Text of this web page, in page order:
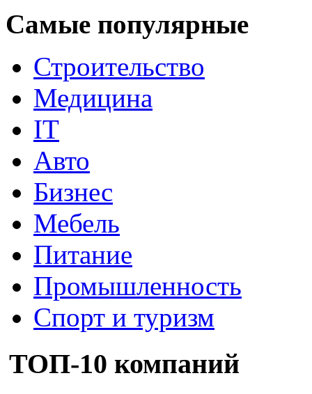
Самые популярные
Строительство
Медицина
IT
Авто
Бизнес
Мебель
Питание
Промышленность
Спорт и туризм
ТОП-10 компаний